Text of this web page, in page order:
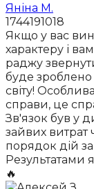
Яніна М.
1744191018
Якщо у вас
характеру і
раджу
буде зроблено
світу!
справи, це
Зв'язок був у
зайвих витрат
порядок дій
Результатами
🔥